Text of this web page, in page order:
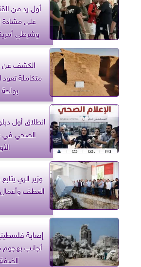
أول رد من
على مشادة
وشرطي
الكشف عن
متكاملة
بواحة
انطلاق أول
الصحي في
وزير الري
العطف وأعمال
إصابة
أجانب
الضفة